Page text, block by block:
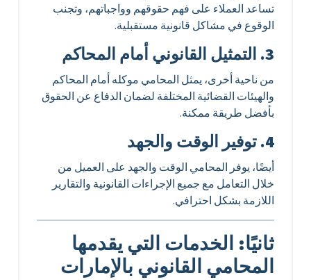
تساعد العملاء على فهم حقوقهم وواجباتهم، وتجنب
الوقوع في مشاكل قانونية مستقبلية.
3. التمثيل القانوني أمام المحاكم
من ناحية أخرى، يمثل المحامي موكله أمام المحاكم
والهيئات القضائية المختلفة لضمان الدفاع عن الحقوق
بأفضل طريقة ممكنة.
4. توفير الوقت والجهد
أيضًا، يوفر المحامي الوقت والجهد على العميل من
خلال التعامل مع جميع الإجراءات القانونية والتقارير
اللازمة بشكل احترافي.
ثانيًا: الخدمات التي يقدمها
المحامي القانوني بالإمارات